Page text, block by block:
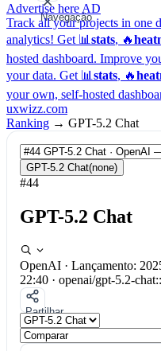
Navegação
Advertise here AD
Track all your projects in one
analytics! Get 📊 stats, 🔥
hosted dashboard. Improve
your data. Get 📊 stats, 🔥
your own, self-hosted
uxwizz.com
Ranking → GPT-5.2 Chat
GPT-5.2 Chat(none)
#44
GPT-5.2 Chat
OpenAI · Lançamento:
22:40 · openai/gpt-5.2-
Partilhar